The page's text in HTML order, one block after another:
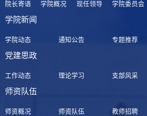
院长寄语 学院概况 现任领导 学院委员会
学院新闻
学院动态 通知公告 专题推荐
党建思政
工作动态 理论学习 支部风采
师资队伍
师资概况 师资队伍 教师招聘